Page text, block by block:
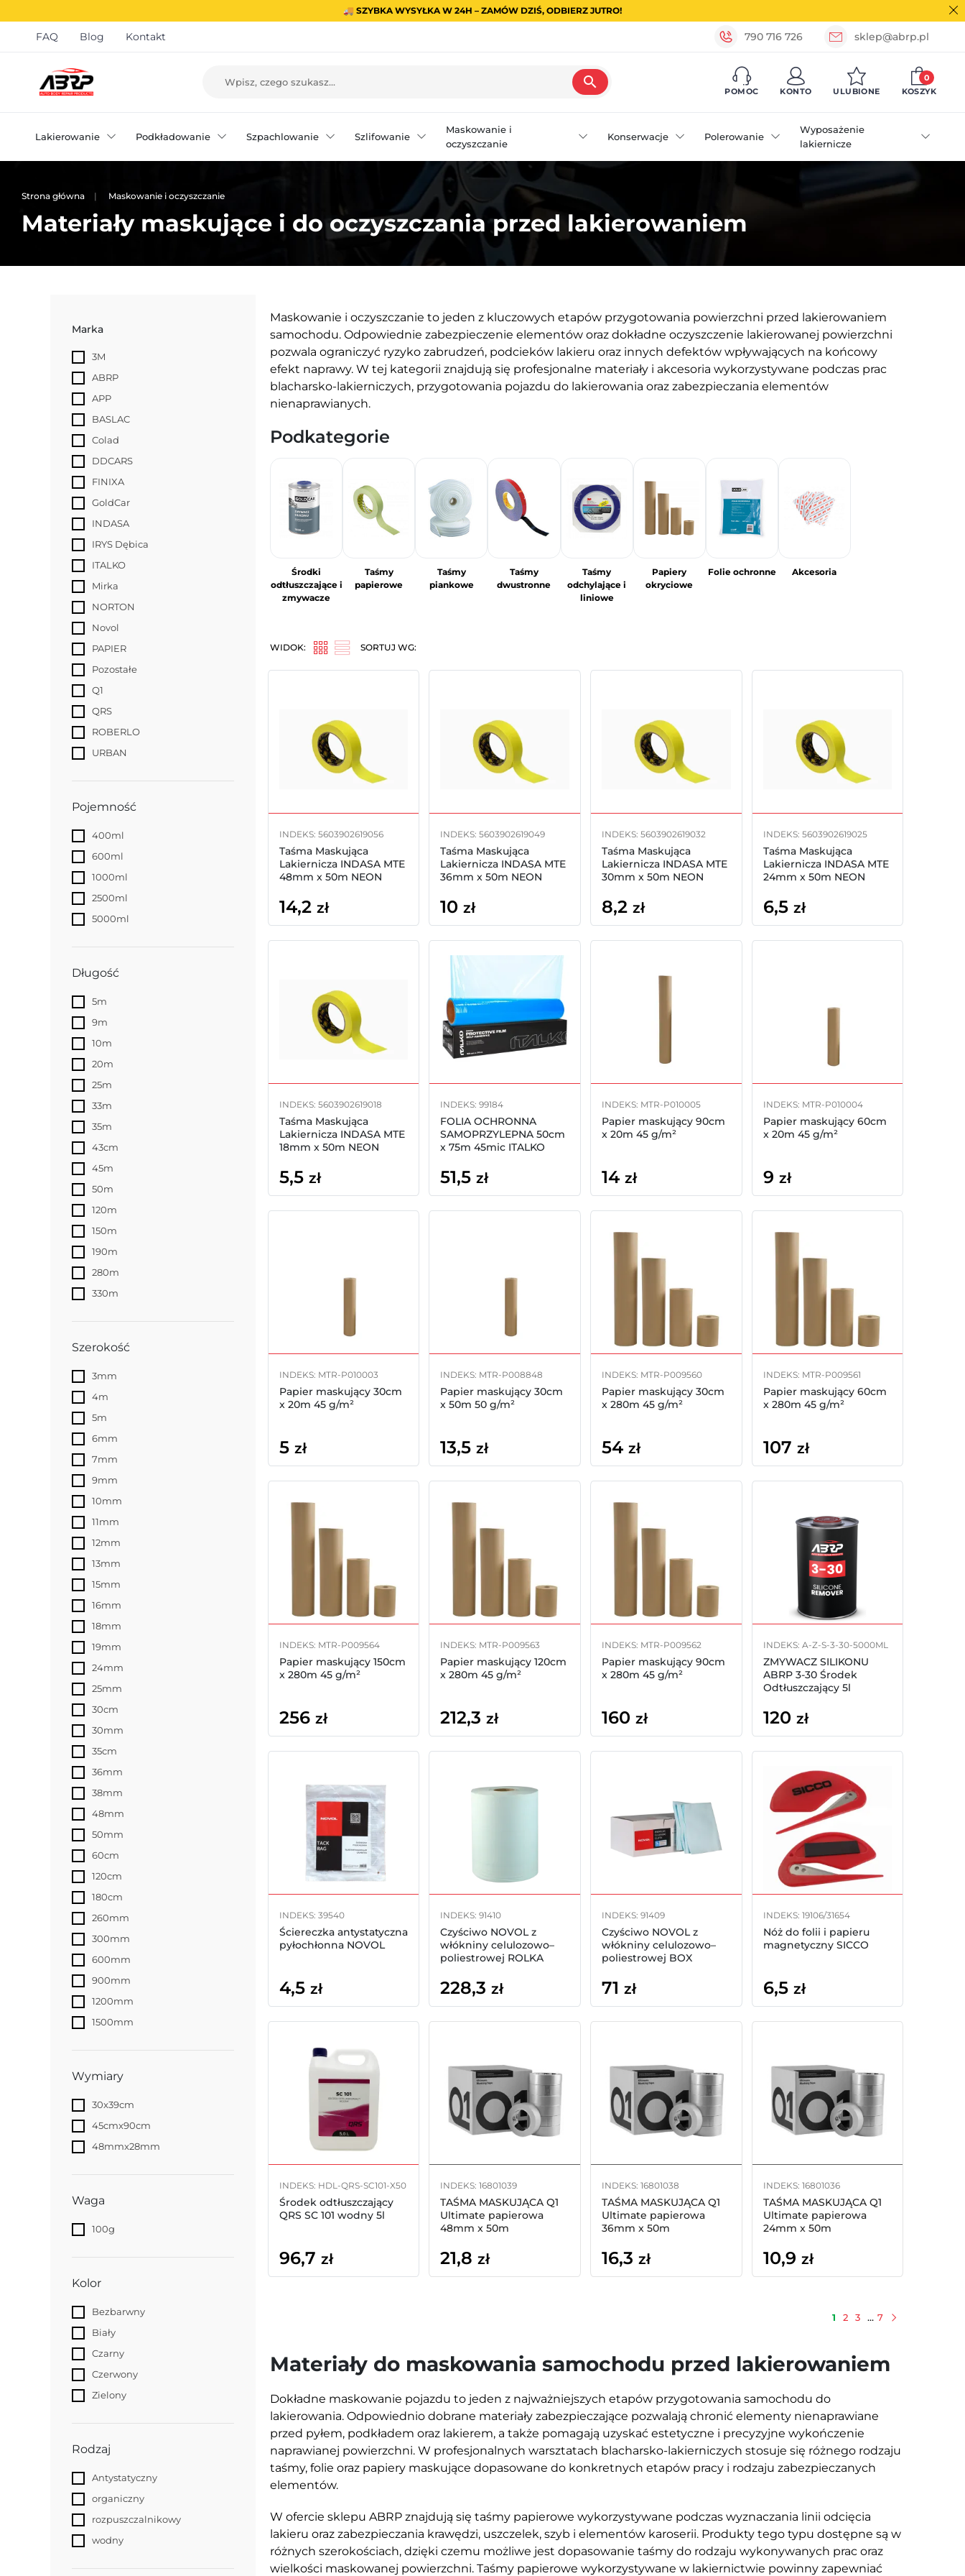
🚚 SZYBKA WYSYŁKA W 24H – ZAMÓW DZIŚ, ODBIERZ JUTRO!
FAQ Blog Kontakt 790 716 726 sklep@abrp.pl
search
POMOC KONTO ULUBIONE KOSZYK
0
Lakierowanie Podkładowanie Szpachlowanie Szlifowanie
Maskowanie i
oczyszczanie
Konserwacje Polerowanie
Wyposażenie
lakiernicze
Strona główna Maskowanie i oczyszczanie
Materiały maskujące i do oczyszczania przed lakierowaniem
Marka
3M
ABRP
APP
BASLAC
Colad
DDCARS
FINIXA
GoldCar
INDASA
IRYS Dębica
ITALKO
Mirka
NORTON
Novol
PAPIER
Pozostałe
Q1
QRS
ROBERLO
URBAN
Pojemność
400ml
600ml
1000ml
2500ml
5000ml
Długość
5m
9m
10m
20m
25m
33m
35m
43cm
45m
50m
120m
150m
190m
280m
330m
Szerokość
3mm
4m
5m
6mm
7mm
9mm
10mm
11mm
12mm
13mm
15mm
16mm
18mm
19mm
24mm
25mm
30cm
30mm
35cm
36mm
38mm
48mm
50mm
60cm
120cm
180cm
260mm
300mm
600mm
900mm
1200mm
1500mm
Wymiary
30x39cm
45cmx90cm
48mmx28mm
Waga
100g
Kolor
Bezbarwny
Biały
Czarny
Czerwony
Zielony
Rodzaj
Antystatyczny
organiczny
rozpuszczalnikowy
wodny
Maskowanie i oczyszczanie to jeden z kluczowych etapów przygotowania powierzchni przed lakierowaniem
samochodu. Odpowiednie zabezpieczenie elementów oraz dokładne oczyszczenie lakierowanej powierzchni
pozwala ograniczyć ryzyko zabrudzeń, podcieków lakieru oraz innych defektów wpływających na końcowy
efekt naprawy. W tej kategorii znajdują się profesjonalne materiały i akcesoria wykorzystywane podczas prac
blacharsko-lakierniczych, przygotowania pojazdu do lakierowania oraz zabezpieczania elementów
nienaprawianych.
Podkategorie
Środki
odtłuszczające i
zmywacze
Taśmy
papierowe
Taśmy
piankowe
Taśmy
dwustronne
Taśmy
odchylające i
liniowe
Papiery
okryciowe
Folie ochronne Akcesoria
WIDOK: SORTUJ WG:
INDEKS: 5603902619056
Taśma Maskująca
Lakiernicza INDASA MTE
48mm x 50m NEON
14,2 zł
INDEKS: 5603902619049
Taśma Maskująca
Lakiernicza INDASA MTE
36mm x 50m NEON
10 zł
INDEKS: 5603902619032
Taśma Maskująca
Lakiernicza INDASA MTE
30mm x 50m NEON
8,2 zł
INDEKS: 5603902619025
Taśma Maskująca
Lakiernicza INDASA MTE
24mm x 50m NEON
6,5 zł
INDEKS: 5603902619018
Taśma Maskująca
Lakiernicza INDASA MTE
18mm x 50m NEON
5,5 zł
INDEKS: 99184
FOLIA OCHRONNA
SAMOPRZYLEPNA 50cm
x 75m 45mic ITALKO
51,5 zł
INDEKS: MTR-P010005
Papier maskujący 90cm
x 20m 45 g/m²
14 zł
INDEKS: MTR-P010004
Papier maskujący 60cm
x 20m 45 g/m²
9 zł
INDEKS: MTR-P010003
Papier maskujący 30cm
x 20m 45 g/m²
5 zł
INDEKS: MTR-P008848
Papier maskujący 30cm
x 50m 50 g/m²
13,5 zł
INDEKS: MTR-P009560
Papier maskujący 30cm
x 280m 45 g/m²
54 zł
INDEKS: MTR-P009561
Papier maskujący 60cm
x 280m 45 g/m²
107 zł
INDEKS: MTR-P009564
Papier maskujący 150cm
x 280m 45 g/m²
256 zł
INDEKS: MTR-P009563
Papier maskujący 120cm
x 280m 45 g/m²
212,3 zł
INDEKS: MTR-P009562
Papier maskujący 90cm
x 280m 45 g/m²
160 zł
INDEKS: A-Z-S-3-30-5000ML
ZMYWACZ SILIKONU
ABRP 3-30 Środek
Odtłuszczający 5l
120 zł
INDEKS: 39540
Ściereczka antystatyczna
pyłochłonna NOVOL
4,5 zł
INDEKS: 91410
Czyściwo NOVOL z
włókniny celulozowo–
poliestrowej ROLKA
228,3 zł
INDEKS: 91409
Czyściwo NOVOL z
włókniny celulozowo–
poliestrowej BOX
71 zł
INDEKS: 19106/31654
Nóż do folii i papieru
magnetyczny SICCO
6,5 zł
INDEKS: HDL-QRS-SC101-X50
Środek odtłuszczający
QRS SC 101 wodny 5l
96,7 zł
INDEKS: 16801039
TAŚMA MASKUJĄCA Q1
Ultimate papierowa
48mm x 50m
21,8 zł
INDEKS: 16801038
TAŚMA MASKUJĄCA Q1
Ultimate papierowa
36mm x 50m
16,3 zł
INDEKS: 16801036
TAŚMA MASKUJĄCA Q1
Ultimate papierowa
24mm x 50m
10,9 zł
1 2 3 … 7
Następny
Materiały do maskowania samochodu przed lakierowaniem
Dokładne maskowanie pojazdu to jeden z najważniejszych etapów przygotowania samochodu do
lakierowania. Odpowiednio dobrane materiały zabezpieczające pozwalają chronić elementy nienaprawiane
przed pyłem, podkładem oraz lakierem, a także pomagają uzyskać estetyczne i precyzyjne wykończenie
naprawianej powierzchni. W profesjonalnych warsztatach blacharsko-lakierniczych stosuje się różnego rodzaju
taśmy, folie oraz papiery maskujące dopasowane do konkretnych etapów pracy i rodzaju zabezpieczanych
elementów.
W ofercie sklepu ABRP znajdują się taśmy papierowe wykorzystywane podczas wyznaczania linii odcięcia
lakieru oraz zabezpieczania krawędzi, uszczelek, szyb i elementów karoserii. Produkty tego typu dostępne są w
różnych szerokościach, dzięki czemu możliwe jest dopasowanie taśmy do rodzaju wykonywanych prac oraz
wielkości maskowanej powierzchni. Taśmy papierowe wykorzystywane w lakiernictwie powinny zapewniać